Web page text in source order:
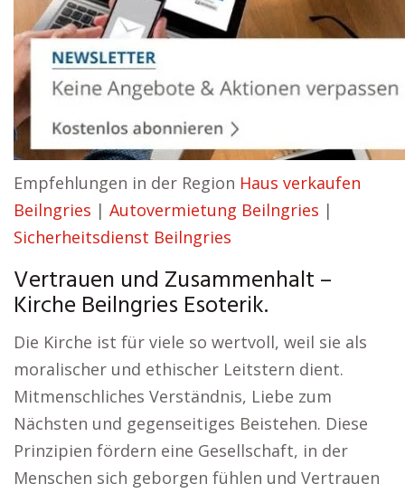
Empfehlungen in der Region Haus verkaufen
Beilngries | Autovermietung Beilngries |
Sicherheitsdienst Beilngries
Vertrauen und Zusammenhalt –
Kirche Beilngries Esoterik.
Die Kirche ist für viele so wertvoll, weil sie als
moralischer und ethischer Leitstern dient.
Mitmenschliches Verständnis, Liebe zum
Nächsten und gegenseitiges Beistehen. Diese
Prinzipien fördern eine Gesellschaft, in der
Menschen sich geborgen fühlen und Vertrauen